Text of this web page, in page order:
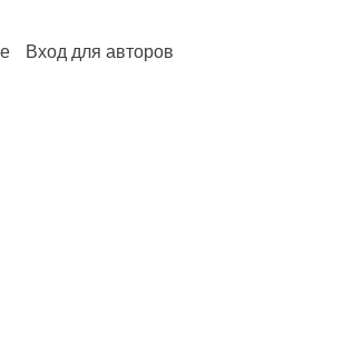
Вход для авторов